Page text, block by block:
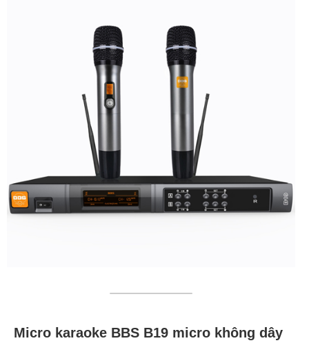
Micro karaoke BBS B19 micro không dây